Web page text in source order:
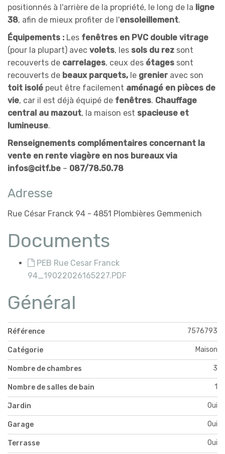
positionnés à l'arrière de la propriété, le long de la ligne
38, afin de mieux profiter de l'ensoleillement.
Équipements : Les fenêtres en PVC double vitrage
(pour la plupart) avec volets, les sols du rez sont
recouverts de carrelages, ceux des étages sont
recouverts de beaux parquets, le grenieravec son
toit isolé peut être facilement aménagé en pièces de
vie, car il est déjà équipé de fenêtres. Chauffage
central au mazout, la maison est spacieuse et
lumineuse.
Renseignements complémentaires concernant la
vente en rente viagère en nos bureaux via
infos@citf.be – 087/78.50.78
Adresse
Rue César Franck 94 - 4851 Plombières Gemmenich
Documents
PEB Rue Cesar Franck
94_19022026165227.PDF
Général
Référence 7576793
Catégorie Maison
Nombre de chambres 3
Nombre de salles de bain 1
Jardin Oui
Garage Oui
Terrasse Oui